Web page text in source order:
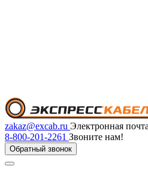
zakaz@excab.ru Электронная почта
8-800-201-2261 Звоните нам!
Обратный звонок